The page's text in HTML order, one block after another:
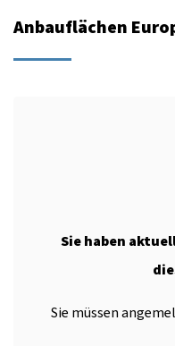
Anbauflächen
Sie haben
Sie müssen